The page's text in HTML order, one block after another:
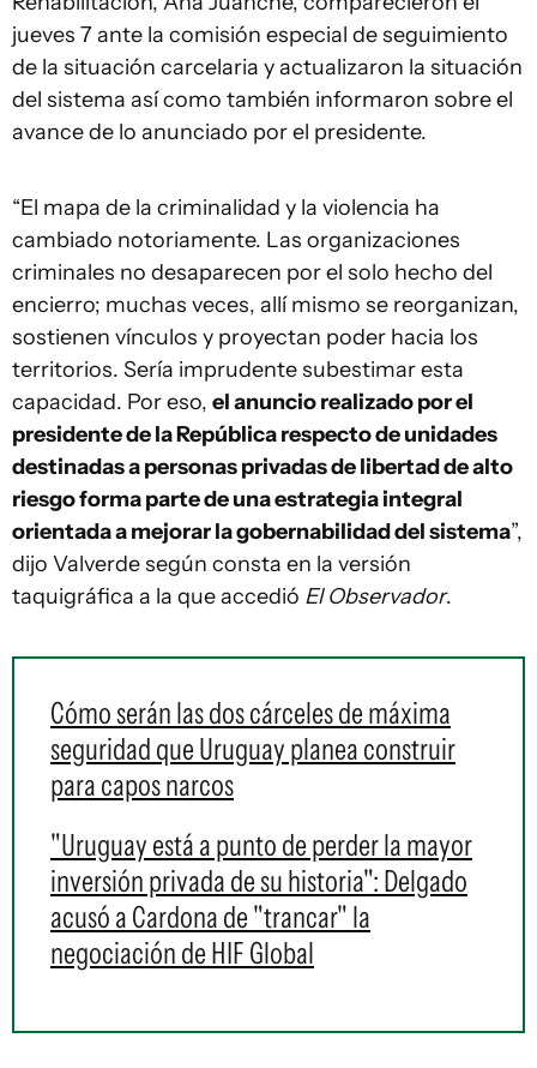
jueves 7 ante la comisión especial de seguimiento
de la situación carcelaria y actualizaron la situación
del sistema así como también informaron sobre el
avance de lo anunciado por el presidente.
“El mapa de la criminalidad y la violencia ha
cambiado notoriamente. Las organizaciones
criminales no desaparecen por el solo hecho del
encierro; muchas veces, allí mismo se reorganizan,
sostienen vínculos y proyectan poder hacia los
territorios. Sería imprudente subestimar esta
capacidad. Por eso, el anuncio realizado por el
presidente de la República respecto de unidades
destinadas a personas privadas de libertad de alto
riesgo forma parte de una estrategia integral
orientada a mejorar la gobernabilidad del sistema”,
dijo Valverde según consta en la versión
taquigráfica a la que accedió El Observador.
Cómo serán las dos cárceles de máxima
seguridad que Uruguay planea construir
para capos narcos
"Uruguay está a punto de perder la mayor
inversión privada de su historia": Delgado
acusó a Cardona de "trancar" la
negociación de HIF Global